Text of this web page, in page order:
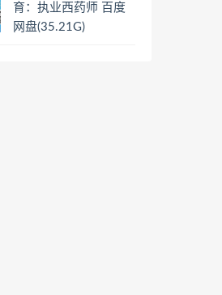
育：执业西药师 百度
网盘(35.21G)